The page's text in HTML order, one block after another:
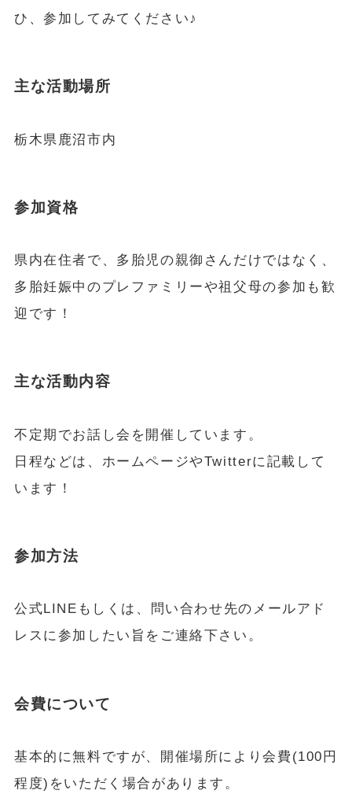
ひ、参加してみてください♪
主な活動場所
栃木県鹿沼市内
参加資格
県内在住者で、多胎児の親御さんだけではなく、
多胎妊娠中のプレファミリーや祖父母の参加も歓
迎です！
主な活動内容
不定期でお話し会を開催しています。
日程などは、ホームページやTwitterに記載して
います！
参加方法
公式LINEもしくは、問い合わせ先のメールアド
レスに参加したい旨をご連絡下さい。
会費について
基本的に無料ですが、開催場所により会費(100円
程度)をいただく場合があります。